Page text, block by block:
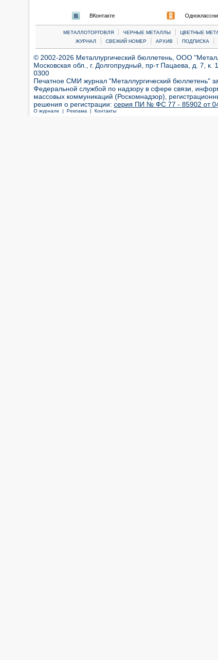
ВКонтакте
МЕТАЛЛОТОРГОВЛЯ | ЧЕРНЫЕ МЕТАЛЛЫ |
ЦВЕТНЫЕ
ЖУРНАЛ
| СВЕЖИЙ НОМЕР | АРХИВ | ПОДПИСКА |
© 2002-2026 Металлургический бюллетень, ООО
Московская обл., г. Долгопрудный, пр-т Пацаева, д. 7,
0300
Печатное СМИ журнал "Металлургический бюллетень"
Федеральной службой по надзору в сфере связи,
массовых коммуникаций (Роскомнадзор),
решения о регистрации: серия ПИ № ФС 77 - 85902 от 04
О журнале | Реклама | Контакты